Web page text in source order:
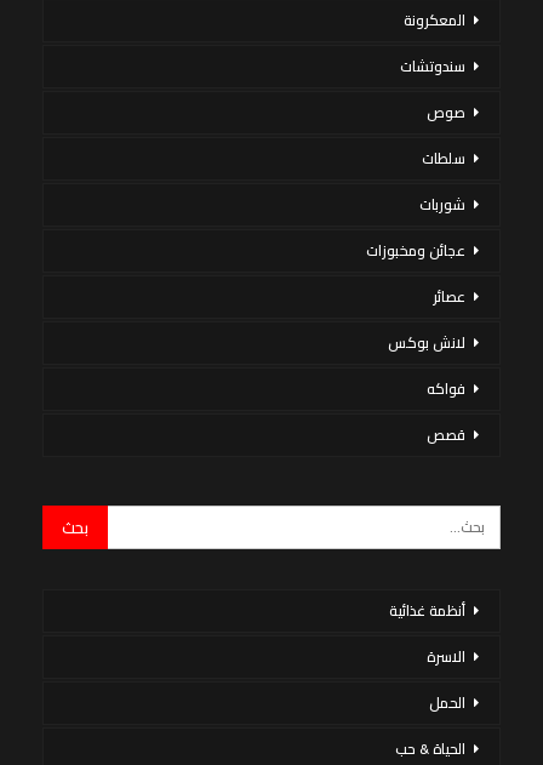
المعكرونة
سندوتشات
صوص
سلطات
شوربات
عجائن ومخبوزات
عصائر
لانش بوكس
فواكه
قصص
أنظمة غذائية
الاسرة
الحمل
الحياة & حب